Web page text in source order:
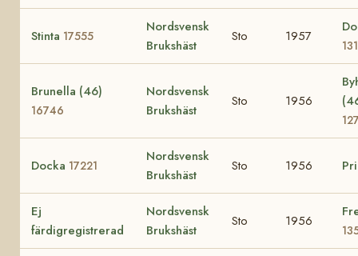
Stinta 17555
Nordsvensk
Brukshäst
Sto 1957
Brunella (46)
16746
Nordsvensk
Brukshäst
Sto 1956
Docka 17221
Nordsvensk
Brukshäst
Sto 1956
Ej
färdigregistrerad
Nordsvensk
Brukshäst
Sto 1956